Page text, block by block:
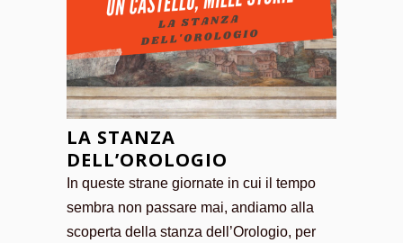
LA STANZA
DELL’OROLOGIO
In queste strane giornate in cui il tempo
sembra non passare mai, andiamo alla
scoperta della stanza dell’Orologio, per